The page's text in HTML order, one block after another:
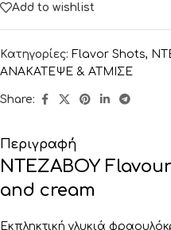
Add to wishlist
Κατηγορίες: Flavor Shots,
ΑΝΑΚΑΤΕΨΕ & ΑΤΜΙΣΕ
Share:
Περιγραφή
NTEZABOY
and cream
Εκπληκτική γλυκιά